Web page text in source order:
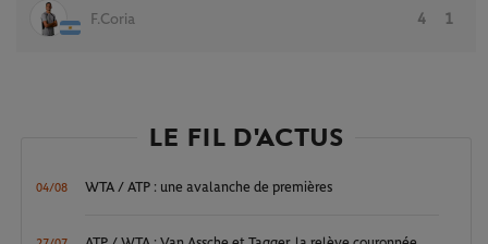
F.Coria 4 1
LE FIL D'ACTUS
04/08 WTA / ATP : une avalanche de premières